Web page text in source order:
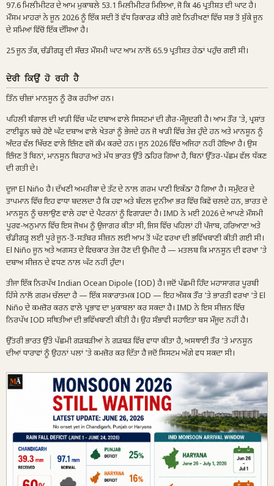
97.6 ਮਿਲੀਮੀਟਰ ਦੇ ਆਮ ਮੁਕਾਬਲੇ 53.1 ਮਿਲੀਮੀਟਰ ਮਿਲਿਆ, ਜੋ ਕਿ 46 ਪ੍ਰਤੀਸ਼ਤ ਦੀ ਘਾਟ ਹੈ।
ਮੌਸਮ ਮਾਹਰਾਂ ਨੇ ਜੂਨ 2026 ਨੂੰ ਇੱਕ ਸਦੀ ਤੋਂ ਵੱਧ ਰਿਕਾਰਡ ਕੀਤੇ ਗਏ ਨਿਰੀਖਣਾਂ ਵਿੱਚ ਸਭ ਤੋਂ ਸੁੱਕੇ ਜੂਨ
ਦੇ ਸਮਿਆਂ ਵਿੱਚੋਂ ਇੱਕ ਦੱਸਿਆ ਹੈ।
25 ਜੂਨ ਤੱਕ, ਚੰਡੀਗੜ੍ਹ ਦੀ ਸੰਚਤ ਮੌਸਮੀ ਘਾਟ ਆਮ ਨਾਲੋਂ 65.9 ਪ੍ਰਤੀਸ਼ਤ ਹੇਠਾਂ ਪਹੁੰਚ ਗਈ ਸੀ।
ਦੇਰੀ ਕਿਉਂ ਹੋ ਰਹੀ ਹੈ
ਤਿੰਨ ਚੀਜ਼ਾਂ ਮਾਨਸੂਨ ਨੂੰ ਰੋਕ ਰਹੀਆਂ ਹਨ।
ਪਹਿਲੀ ਬੰਗਾਲ ਦੀ ਖਾੜੀ ਵਿੱਚ ਘੱਟ ਦਬਾਅ ਵਾਲੇ ਸਿਸਟਮਾਂ ਦੀ ਗੈਰ-ਮੌਜੂਦਗੀ ਹੈ। ਆਮ ਤੌਰ 'ਤੇ, ਪ੍ਰਸ਼ਾਂਤ
ਟਾਈਫੂਨ ਬਚੇ ਹੋਏ ਘੱਟ ਦਬਾਅ ਵਾਲੇ ਖੇਤਰਾਂ ਨੂੰ ਭੇਜਦੇ ਹਨ ਜੋ ਖਾੜੀ ਵਿੱਚ ਤੇਜ਼ ਹੁੰਦੇ ਹਨ ਅਤੇ ਮਾਨਸੂਨ ਨੂੰ
ਅੰਦਰ ਵੱਲ ਖਿੱਚਣ ਵਾਲੇ ਇੰਜਣ ਵਜੋਂ ਕੰਮ ਕਰਦੇ ਹਨ। ਜੂਨ 2026 ਵਿੱਚ ਅਜਿਹਾ ਨਹੀਂ ਹੋਇਆ ਹੈ। ਉਸ
ਇੰਜਣ ਤੋਂ ਬਿਨਾਂ, ਮਾਨਸੂਨ ਬਿਹਾਰ ਅਤੇ ਮੱਧ ਭਾਰਤ ਉੱਤੇ ਠਹਿਰ ਗਿਆ ਹੈ, ਬਿਨਾਂ ਉੱਤਰ-ਪੱਛਮ ਵੱਲ ਧੱਕਣ
ਦੀ ਗਤੀ ਦੇ।
ਦੂਜਾ El Niño ਹੈ। ਦੱਖਣੀ ਅਮਰੀਕਾ ਦੇ ਤੱਟ ਦੇ ਨਾਲ ਗਰਮ ਪਾਣੀ ਇਕੱਠਾ ਹੋ ਗਿਆ ਹੈ। ਸਮੁੰਦਰ ਦੇ
ਤਾਪਮਾਨ ਵਿੱਚ ਇਹ ਵਾਧਾ ਬਦਲਦਾ ਹੈ ਕਿ ਹਵਾ ਅਤੇ ਬੱਦਲ ਦੁਨੀਆ ਭਰ ਵਿੱਚ ਕਿਵੇਂ ਚਲਦੇ ਹਨ, ਭਾਰਤ ਦੇ
ਮਾਨਸੂਨ ਨੂੰ ਚਲਾਉਣ ਵਾਲੇ ਹਵਾ ਦੇ ਪੈਟਰਨਾਂ ਨੂੰ ਵਿਗਾੜਦਾ ਹੈ। IMD ਨੇ ਮਈ 2026 ਦੇ ਆਪਣੇ ਮੌਸਮੀ
ਪੂਰਵ-ਅਨੁਮਾਨ ਵਿੱਚ ਇਸ ਜੋਖਮ ਨੂੰ ਉਜਾਗਰ ਕੀਤਾ ਸੀ, ਜਿਸ ਵਿੱਚ ਪਹਿਲਾਂ ਹੀ ਪੰਜਾਬ, ਹਰਿਆਣਾ ਅਤੇ
ਚੰਡੀਗੜ੍ਹ ਲਈ ਪੂਰੇ ਜੂਨ-ਤੋਂ-ਸਤੰਬਰ ਸੀਜ਼ਨ ਲਈ ਆਮ ਤੋਂ ਘੱਟ ਵਰਖਾ ਦੀ ਭਵਿੱਖਬਾਣੀ ਕੀਤੀ ਗਈ ਸੀ।
El Niño ਜੂਨ ਅਤੇ ਅਗਸਤ ਦੇ ਵਿਚਕਾਰ ਤੇਜ਼ ਹੋਣ ਦੀ ਉਮੀਦ ਹੈ — ਮਤਲਬ ਕਿ ਮਾਨਸੂਨ ਦੀ ਵਰਖਾ 'ਤੇ
ਦਬਾਅ ਸੀਜ਼ਨ ਦੇ ਵਧਣ ਨਾਲ ਘੱਟ ਨਹੀਂ ਹੁੰਦਾ।
ਤੀਜਾ ਇੱਕ ਨਿਰਪੱਖ Indian Ocean Dipole (IOD) ਹੈ। ਜਦੋਂ ਪੱਛਮੀ ਹਿੰਦ ਮਹਾਸਾਗਰ ਪੂਰਬੀ
ਹਿੱਸੇ ਨਾਲੋਂ ਗਰਮ ਚੱਲਦਾ ਹੈ — ਇੱਕ ਸਕਾਰਾਤਮਕ IOD — ਇਹ ਅੰਸ਼ਕ ਤੌਰ 'ਤੇ ਭਾਰਤੀ ਵਰਖਾ 'ਤੇ El
Niño ਦੇ ਕਮਜ਼ੋਰ ਕਰਨ ਵਾਲੇ ਪ੍ਰਭਾਵ ਦਾ ਮੁਕਾਬਲਾ ਕਰ ਸਕਦਾ ਹੈ। IMD ਨੇ ਇਸ ਸੀਜ਼ਨ ਵਿੱਚ
ਨਿਰਪੱਖ IOD ਸਥਿਤੀਆਂ ਦੀ ਭਵਿੱਖਬਾਣੀ ਕੀਤੀ ਹੈ। ਉਹ ਸੰਭਾਵੀ ਸਹਾਇਤਾ ਬਸ ਮੌਜੂਦ ਨਹੀਂ ਹੈ।
ਉੱਤਰੀ ਭਾਰਤ ਉੱਤੇ ਪੱਛਮੀ ਗੜਬੜੀਆਂ ਨੇ ਗੜਬੜ ਵਿੱਚ ਵਾਧਾ ਕੀਤਾ ਹੈ, ਅਸਥਾਈ ਤੌਰ 'ਤੇ ਮਾਨਸੂਨ
ਦੀਆਂ ਧਾਰਾਵਾਂ ਨੂੰ ਉਹਨਾਂ ਪਲਾਂ 'ਤੇ ਕਮਜ਼ੋਰ ਕਰ ਦਿੱਤਾ ਹੈ ਜਦੋਂ ਸਿਸਟਮ ਅੱਗੇ ਵਧ ਸਕਦਾ ਸੀ।